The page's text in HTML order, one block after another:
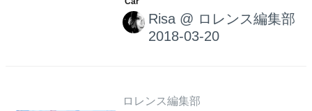
数の同時出走で決勝が行われ
る迫力のレース「ピレリ・ス
ーパー耐久シリーズ2018開幕
Risa @ ロレンス編集部
ロレンス編集部